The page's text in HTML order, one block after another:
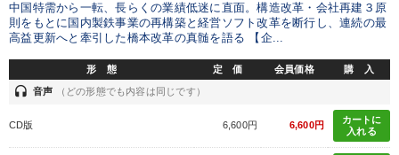
中国特需から一転、長らくの業績低迷に直面。構造改革・会社再建３原
則をもとに国内製鉄事業の再構築と経営ソフト改革を断行し、連続の最
高益更新へと牽引した橋本改革の真髄を語る 【企...
形 態 定 価 会員価格 購 入
headset 音声 （どの形態でも内容は同じです）
CD版 6,600円 6,600円
カートに
入れる